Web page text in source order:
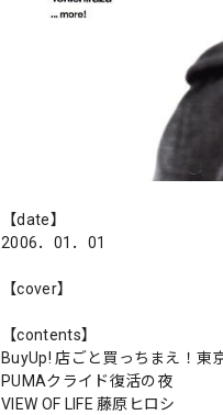
【date】
2006．01．01
【cover】
【contents】
BuyUp! 店ごと買っちまえ！東
PUMAクライド復活の夜
VIEW OF LIFE 藤原ヒロシ